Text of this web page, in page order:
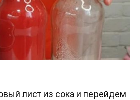
лист из сока и перейдем